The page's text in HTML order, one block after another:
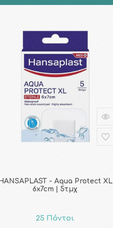
- Aqua Protect XL
6x7cm | 5τμχ
25 Πόντοι